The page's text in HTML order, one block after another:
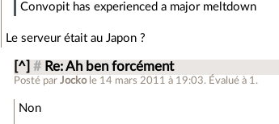
Convopit has experienced a major meltdown
Le serveur était au Japon ?
[^] # Re: Ah ben forcément
Posté parJocko le 14 mars 2011 à 19:03. Évalué à 1 .
Non